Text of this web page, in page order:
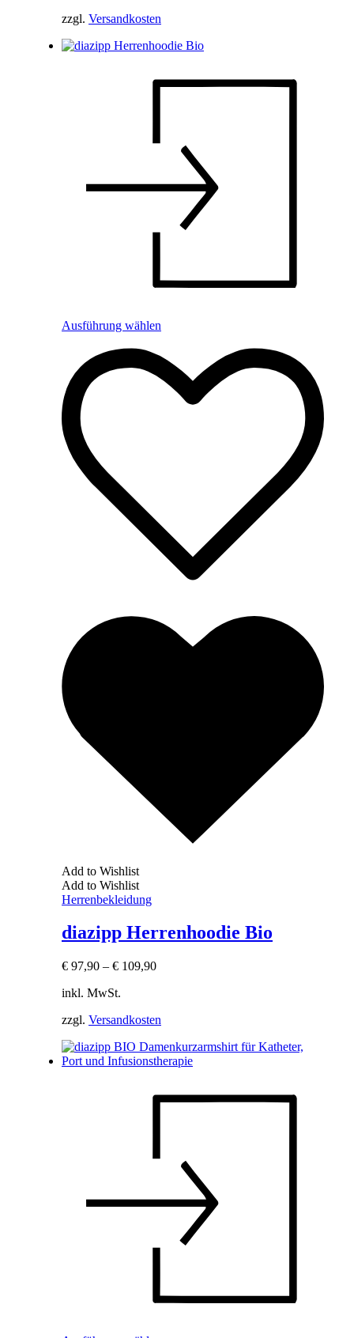
zzgl. Versandkosten
Ausführung wählen
Add to Wishlist
Add to Wishlist
Herrenbekleidung
diazipp Herrenhoodie Bio
€ 97,90 – € 109,90
inkl. MwSt.
zzgl. Versandkosten